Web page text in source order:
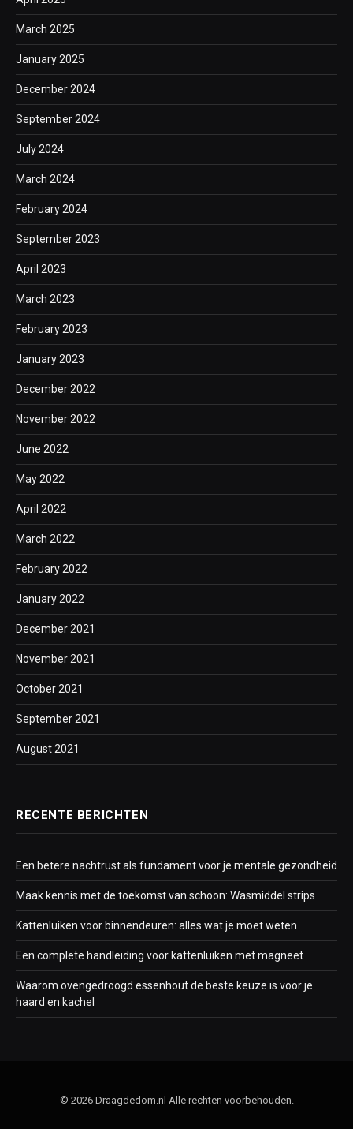
March 2025
January 2025
December 2024
September 2024
July 2024
March 2024
February 2024
September 2023
April 2023
March 2023
February 2023
January 2023
December 2022
November 2022
June 2022
May 2022
April 2022
March 2022
February 2022
January 2022
December 2021
November 2021
October 2021
September 2021
August 2021
RECENTE BERICHTEN
Een betere nachtrust als fundament voor je mentale gezondheid
Maak kennis met de toekomst van schoon: Wasmiddel strips
Kattenluiken voor binnendeuren: alles wat je moet weten
Een complete handleiding voor kattenluiken met magneet
Waarom ovengedroogd essenhout de beste keuze is voor je
haard en kachel
© 2026 Draagdedom.nl Alle rechten voorbehouden.